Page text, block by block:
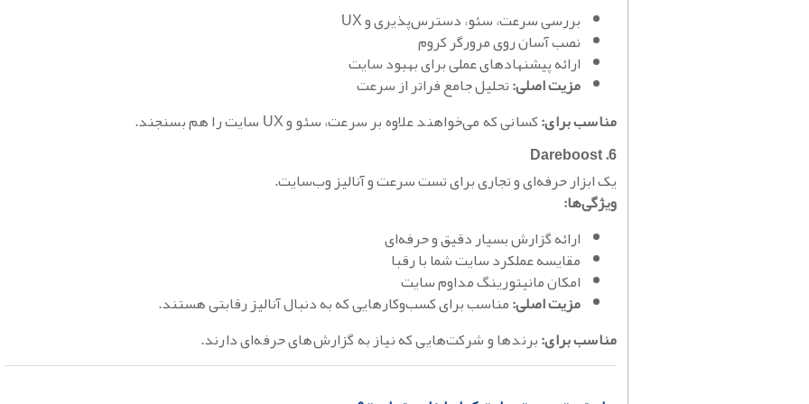
بررسی سرعت، سئو، دسترس‌پذیری و UX
نصب آسان روی مرورگر کروم
ارائه پیشنهادهای عملی برای بهبود سایت
مزیت اصلی:تحلیل جامع فراتر از سرعت
مناسب برای:کسانی که می‌خواهند علاوه بر سرعت، سئو و UX سایت را هم بسنجند.
6. Dareboost
یک ابزار حرفه‌ای و تجاری برای تست سرعت و آنالیز وب‌سایت.
ویژگی‌ها:
ارائه گزارش بسیار دقیق و حرفه‌ای
مقایسه عملکرد سایت شما با رقبا
امکان مانیتورینگ مداوم سایت
مزیت اصلی:مناسب برای کسب‌وکارهایی که به دنبال آنالیز رقابتی هستند.
مناسب برای:برندها و شرکت‌هایی که نیاز به گزارش‌های حرفه‌ای دارند.